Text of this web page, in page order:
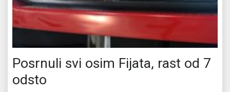
Posrnuli svi osim Fijata, rast od 7
odsto